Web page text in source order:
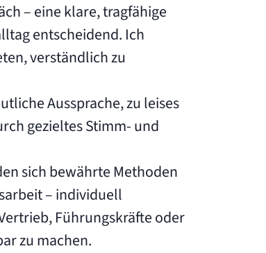
– eine klare, tragfähige
entscheidend. Ich
verständlich zu
Aussprache, zu leises
gezieltes Stimm- und
sich bewährte Methoden
– individuell
Führungskräfte oder
zu machen.